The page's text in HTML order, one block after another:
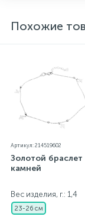
Похожие
Артикул: 214519602
Золотой браслет
камней
Вес изделия, г.: 1,4
23-26 см